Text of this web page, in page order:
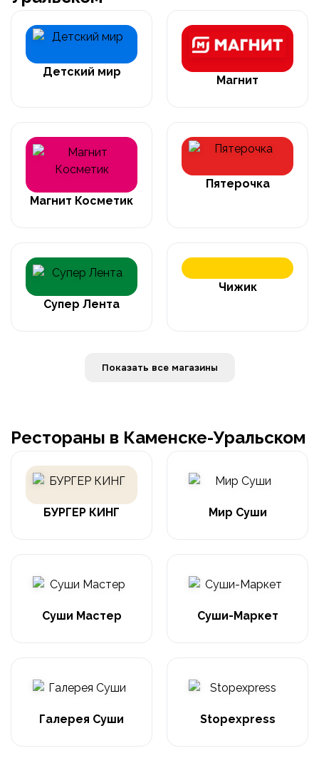
Детский мир
Магнит
Магнит Косметик
Пятерочка
Супер Лента
Чижик
Показать все магазины
Рестораны в Каменске-Уральском
БУРГЕР КИНГ Мир Суши
Суши Мастер Суши-Маркет
Галерея Суши Stopexpress